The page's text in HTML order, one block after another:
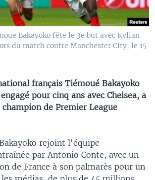
Bakayoko fête le 3e but avec Kylian
du match contre Manchester City, le 15
français Tiémoué Bakayoko
pour cinq ans avec Chelsea, a
de Premier League
rejoint l'équipe
par Antonio Conte, avec un
de France à son palmarès pour un